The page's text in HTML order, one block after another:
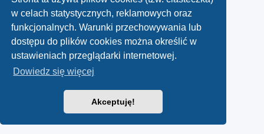
w celach statystycznych, reklamowych oraz
funkcjonalnych. Warunki przechowywania lub
dostępu do plików cookies można określić w
ustawieniach przeglądarki internetowej.
Dowiedz się więcej
Akceptuję!